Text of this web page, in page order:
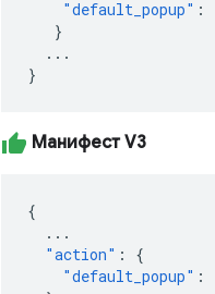
"default_popup" :
}
...
}
Манифест V3
{
...
"action" :
{
"default_popup" :